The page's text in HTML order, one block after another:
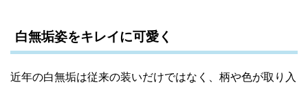
白無垢姿をキレイに可愛く
近年の白無垢は従来の装いだけではなく、柄や色が取り入